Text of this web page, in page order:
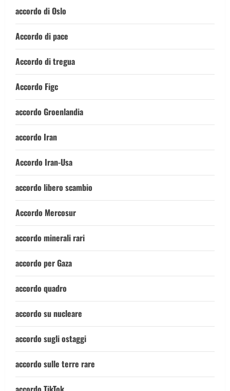
accordo di Oslo
Accordo di pace
Accordo di tregua
Accordo Figc
accordo Groenlandia
accordo Iran
Accordo Iran-Usa
accordo libero scambio
Accordo Mercosur
accordo minerali rari
accordo per Gaza
accordo quadro
accordo su nucleare
accordo sugli ostaggi
accordo sulle terre rare